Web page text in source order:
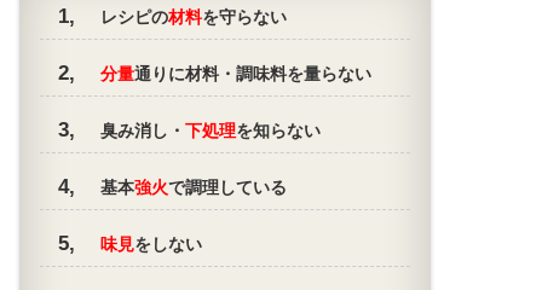
レシピの材料を守らない
分量通りに材料・調味料を量らない
臭み消し・ 下処理を知らない
基本強火で調理している
味見をしない